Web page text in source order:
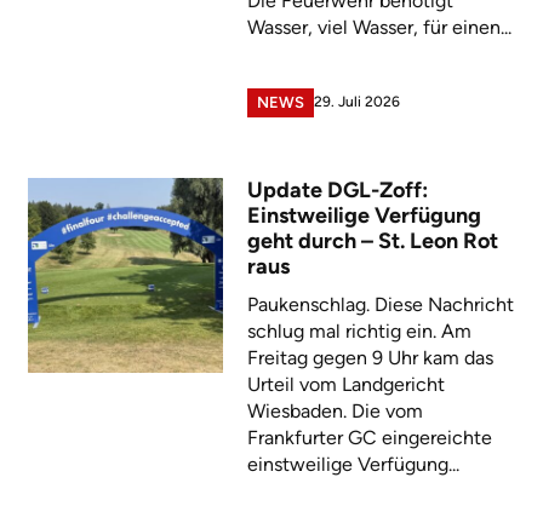
Wasser, viel Wasser, für einen...
NEWS 29. Juli 2026
Update DGL-Zoff:
Einstweilige Verfügung
geht durch – St. Leon Rot
raus
Paukenschlag. Diese Nachricht
schlug mal richtig ein. Am
Freitag gegen 9 Uhr kam das
Urteil vom Landgericht
Wiesbaden. Die vom
Frankfurter GC eingereichte
einstweilige Verfügung...